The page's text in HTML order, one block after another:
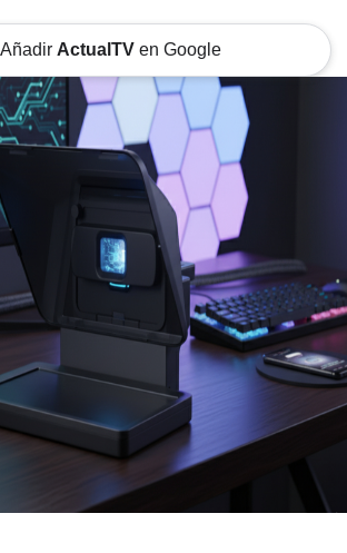
Añadir ActualTVen Google